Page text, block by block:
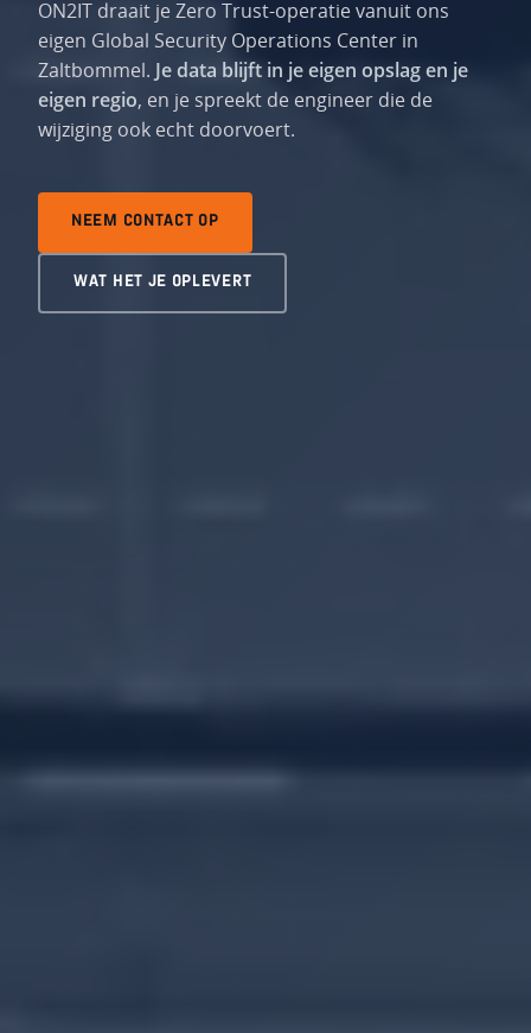
ON2IT draait je Zero Trust-operatie vanuit ons
eigen Global Security Operations Center in
Zaltbommel. Je data blijft in je eigen opslag en je
eigen regio, en je spreekt de engineer die de
wijziging ook echt doorvoert.
NEEM CONTACT OP
WAT HET JE OPLEVERT